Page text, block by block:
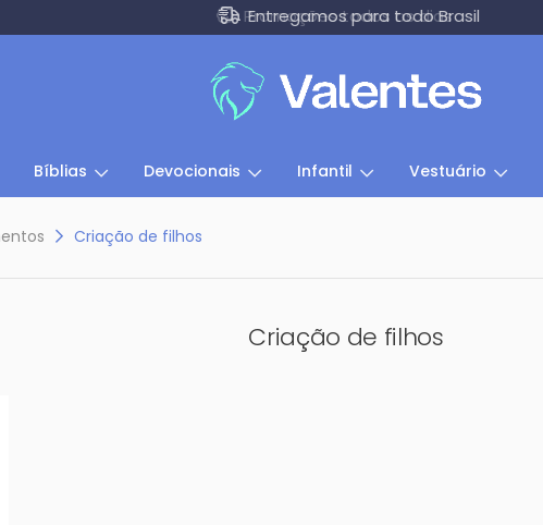
Entregamos para todo Brasil
Bíblias Devocionais Infantil Vestuário
Criação de filhos
Criação de filhos